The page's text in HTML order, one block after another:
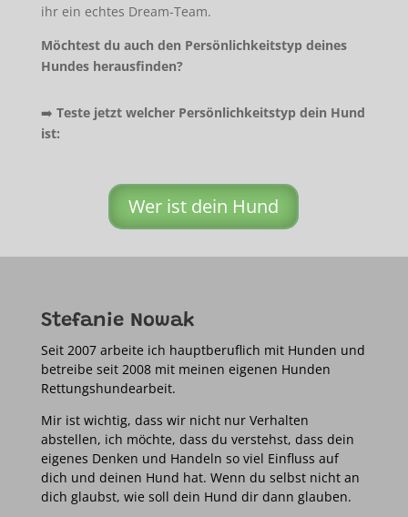
ihr ein echtes Dream-Team.
Möchtest du auch den Persönlichkeitstyp deines
Hundes herausfinden?
➡️ Teste jetzt welcher Persönlichkeitstyp dein Hund
ist:
Wer ist dein Hund
Stefanie Nowak
Seit 2007 arbeite ich hauptberuflich mit Hunden und
betreibe seit 2008 mit meinen eigenen Hunden
Rettungshundearbeit.
Mir ist wichtig, dass wir nicht nur Verhalten
abstellen, ich möchte, dass du verstehst, dass dein
eigenes Denken und Handeln so viel Einfluss auf
dich und deinen Hund hat. Wenn du selbst nicht an
dich glaubst, wie soll dein Hund dir dann glauben.